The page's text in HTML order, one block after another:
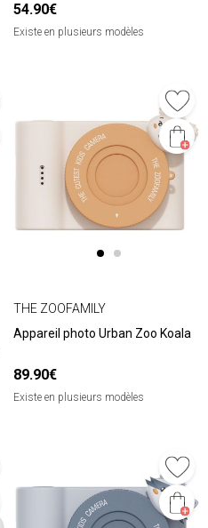
54.90€
Existe en plusieurs modèles
THE ZOOFAMILY
Appareil photo Urban Zoo Koala
89.90€
Existe en plusieurs modèles